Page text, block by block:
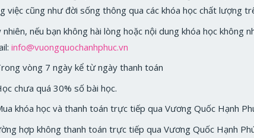
việc cũng như đời sống thông qua các khóa học chất lượng
nhiên, nếu bạn không hài lòng hoặc nội dung khóa học không
info@vuongquochanhphuc.vn
vòng 7 ngày kể từ ngày thanh toán
chưa quá 30% số bài học.
khóa học và thanh toán trực tiếp qua Vương Quốc Hạnh
hợp không thanh toán trực tiếp qua Vương Quốc Hạnh